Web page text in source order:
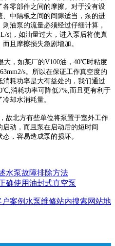
零部件之间的摩擦。对于没有设
中隔板之间的间隙适当，泵的进
油泵的流量必须经过仔细计算，
s)，如油量过大，进入泵后将使真
且摩擦损失急剧增加。
，如某厂的V100油，40℃时粘度
s。所以在保证工作真空度的
耗功率是大有益处的，我们通过
消耗功率可降低7%,而且更有利于
却水消耗量。
北方有些单位将泵置于室外工作
动，而且泵在启动后的短时间
，容易造成泵的损坏。
水泵故障排除方法
确使用油封式真空泵
户案例 水泵维修站内搜索网站地